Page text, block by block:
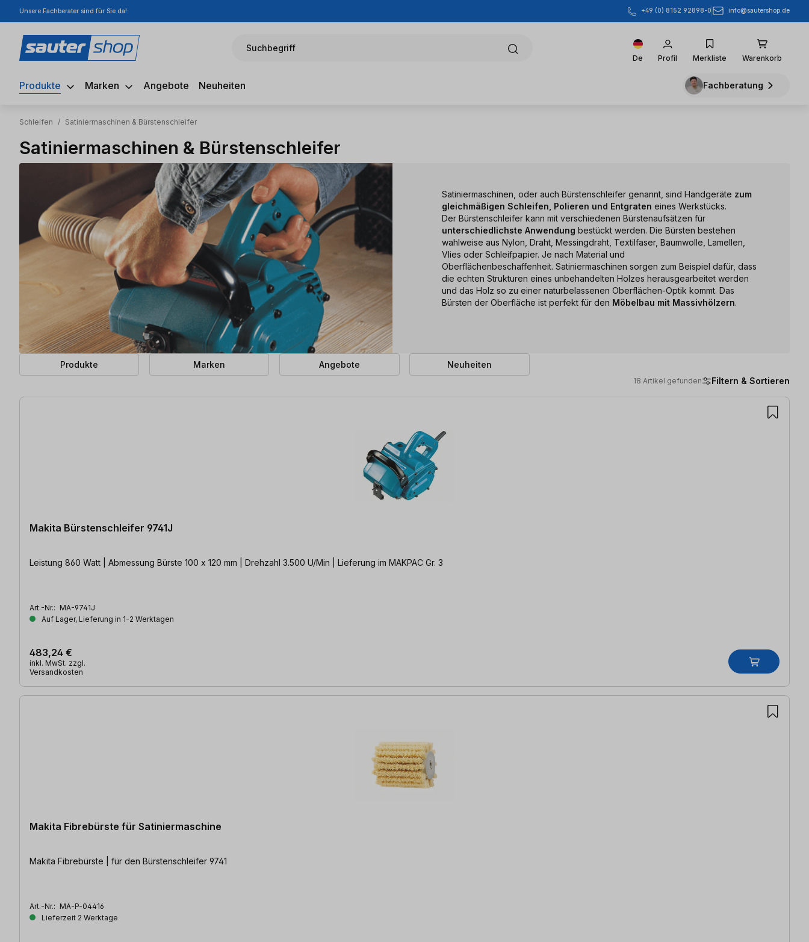
Hauptinhalt springen
Zur Suche springen
Zur Hauptnavigation springen
Unsere Fachberater sind für Sie da! +49 (0) 8152 92898-0 info@sautershop.de
Suchbegriff
De Profil Merkliste Warenkorb
Produkte Marken Angebote Neuheiten Fachberatung
Schleifen / Satiniermaschinen & Bürstenschleifer
Satiniermaschinen & Bürstenschleifer
Satiniermaschinen, oder auch Bürstenschleifer genannt, sind Handgeräte zum
gleichmäßigen Schleifen, Polieren und Entgraten eines Werkstücks.
Der Bürstenschleifer kann mit verschiedenen Bürstenaufsätzen für
unterschiedlichste Anwendung bestückt werden. Die Bürsten bestehen
wahlweise aus Nylon, Draht, Messingdraht, Textilfaser, Baumwolle, Lamellen,
Vlies oder Schleifpapier. Je nach Material und
Oberflächenbeschaffenheit. Satiniermaschinen sorgen zum Beispiel dafür, dass
die echten Strukturen eines unbehandelten Holzes herausgearbeitet werden
und das Holz so zu einer naturbelassenen Oberflächen-Optik kommt. Das
Bürsten der Oberfläche ist perfekt für den Möbelbau mit Massivhölzern.
Produkte Marken Angebote Neuheiten
18 Artikel gefunden Filtern & Sortieren
18 Artikel gefunden
Makita Bürstenschleifer 9741J
Leistung 860 Watt | Abmessung Bürste 100 x 120 mm | Drehzahl 3.500 U/Min | Lieferung im MAKPAC Gr. 3
Art.-Nr.: MA-9741J
Auf Lager, Lieferung in 1-2 Werktagen
483,24 €
inkl. MwSt. zzgl.
Versandkosten
Makita Fibrebürste für Satiniermaschine
Makita Fibrebürste | für den Bürstenschleifer 9741
Art.-Nr.: MA-P-04416
Lieferzeit 2 Werktage